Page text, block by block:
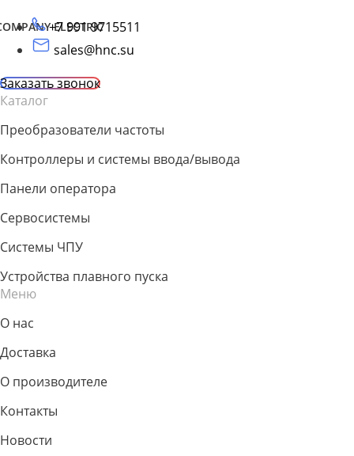
ELECTRIC
+7 991 9715511
sales@hnc.su
Заказать звонок
Каталог
Преобразователи частоты
Контроллеры и системы ввода/вывода
Панели оператора
Сервосистемы
Системы ЧПУ
Устройства плавного пуска
Меню
О нас
Доставка
О производителе
Контакты
Новости